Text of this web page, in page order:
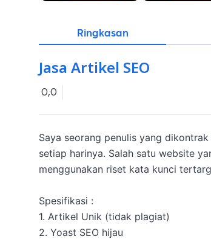
Ringkasan
Jasa Artikel SEO
0,0
Saya seorang penulis yang
setiap harinya. Salah satu website
menggunakan riset kata kunci
Spesifikasi :
1. Artikel Unik (tidak plagiat)
2. Yoast SEO hijau